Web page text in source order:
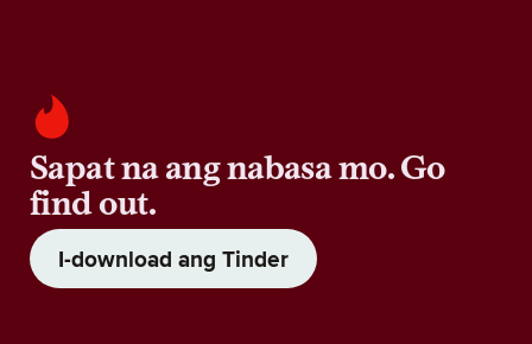
Sapat na ang nabasa mo. Go
find out.
I-download ang Tinder